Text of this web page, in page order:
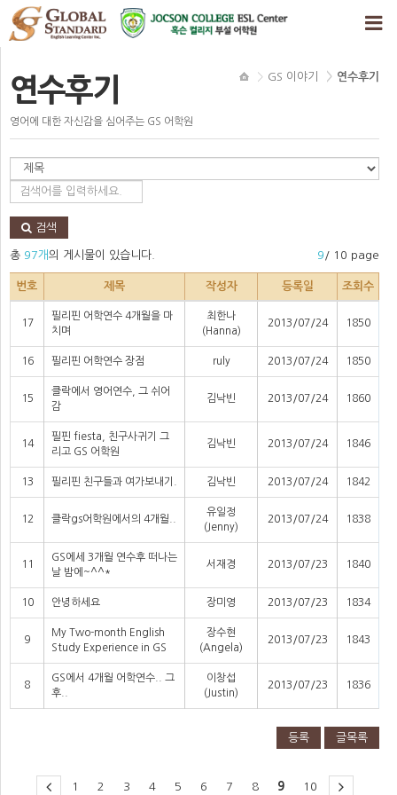
GS 이야기 연수후기
연수후기
영어에 대한 자신감을 심어주는 GS 어학원
검색
총 97개의 게시물이 있습니다. 9 / 10 page
번호 제목 작성자 등록일 조회수
17
필리핀 어학연수 4개월을 마
치며
최한나
(Hanna)
2013/07/24 1850
16 필리핀 어학연수 장점 ruly 2013/07/24 1850
15
클락에서 영어연수, 그 쉬어
감
김낙빈 2013/07/24 1860
14
필핀 fiesta, 친구사귀기 그
리고 GS 어학원
김낙빈 2013/07/24 1846
13 필리핀 친구들과 여가보내기. 김낙빈 2013/07/24 1842
12 클락gs어학원에서의 4개월..
유일정
(Jenny)
2013/07/24 1838
11
GS에세 3개월 연수후 떠나는
날 밤에~^^*
서재경 2013/07/23 1840
10 안녕하세요 장미영 2013/07/23 1834
9
My Two-month English
Study Experience in GS
장수현
(Angela)
2013/07/23 1843
8
GS에서 4개월 어학연수.. 그
후..
이창섭
(Justin)
2013/07/23 1836
등록 글목록
1 2 3 4 5 6 7 8 9 10